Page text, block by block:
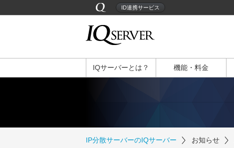
ID連携サービス
IQサーバーとは？ 機能・料金
IP分散サーバーのIQサーバー お知らせ